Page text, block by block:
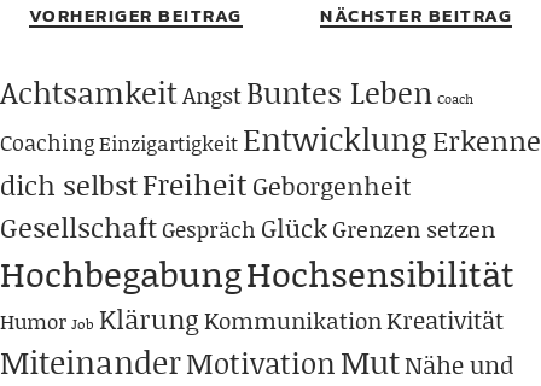
VORHERIGER BEITRAG NÄCHSTER BEITRAG
AchtsamkeitAngstBuntes Leben Coach
CoachingEinzigartigkeit EntwicklungErkenne
dich selbstFreiheit Geborgenheit
GesellschaftGespräch GlückGrenzen setzen
HochbegabungHochsensibilität
Humor Job KlärungKommunikationKreativität
MiteinanderMotivationMutNähe und